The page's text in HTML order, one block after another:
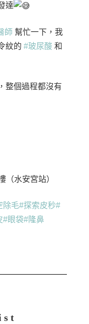
達
師 幫忙一下，我
紋的 #玻尿酸 和
整個過程都沒有
（水安宮站）
除毛#探索皮秒#
#眼袋#隆鼻